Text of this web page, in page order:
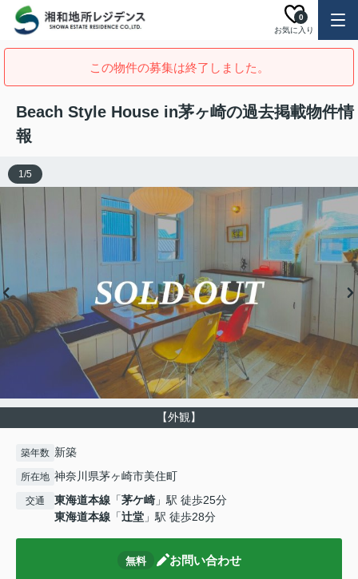
お気に入り
0
この物件の募集は終了しました。
Beach Style House in茅ヶ崎の過去掲載物件情
報
【外観】
1/5
築年数 新築
所在地 神奈川県茅ヶ崎市美住町
交通 東海道本線 「茅ケ崎 」駅 徒歩25分
東海道本線 「辻堂 」駅 徒歩28分
無料 お問い合わせ